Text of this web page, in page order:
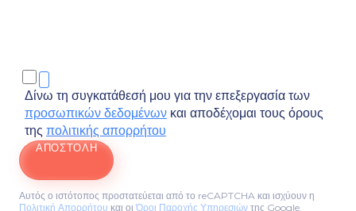
Δίνω τη συγκατάθεσή μου για την επεξεργασία των
προσωπικών δεδομένων και αποδέχομαι τους όρους
της πολιτικής απορρήτου
ΑΠΟΣΤΟΛΉ
Αυτός ο ιστότοπος προστατεύεται από το reCAPTCHA και ισχύουν η
Πολιτική Απορρήτου και οιΌροι Παροχής Υπηρεσιών της Google.